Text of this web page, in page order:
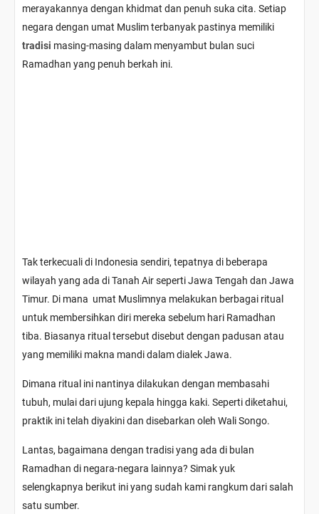
merayakannya dengan khidmat dan penuh suka cita. Setiap
negara dengan umat Muslim terbanyak pastinya memiliki
tradisi masing-masing dalam menyambut bulan suci
Ramadhan yang penuh berkah ini.
Tak terkecuali di Indonesia sendiri, tepatnya di beberapa
wilayah yang ada di Tanah Air seperti Jawa Tengah dan Jawa
Timur. Di mana umat Muslimnya melakukan berbagai ritual
untuk membersihkan diri mereka sebelum hari Ramadhan
tiba. Biasanya ritual tersebut disebut dengan padusan atau
yang memiliki makna mandi dalam dialek Jawa.
Dimana ritual ini nantinya dilakukan dengan membasahi
tubuh, mulai dari ujung kepala hingga kaki. Seperti diketahui,
praktik ini telah diyakini dan disebarkan oleh Wali Songo.
Lantas, bagaimana dengan tradisi yang ada di bulan
Ramadhan di negara-negara lainnya? Simak yuk
selengkapnya berikut ini yang sudah kami rangkum dari salah
satu sumber.